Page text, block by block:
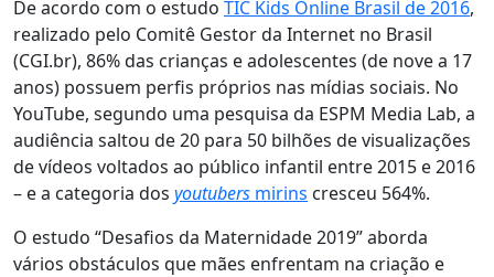
De acordo com o estudo TIC Kids Online Brasil de 2016,
realizado pelo Comitê Gestor da Internet no Brasil
(CGI.br), 86% das crianças e adolescentes (de nove a 17
anos) possuem perfis próprios nas mídias sociais. No
YouTube, segundo uma pesquisa da ESPM Media Lab, a
audiência saltou de 20 para 50 bilhões de visualizações
de vídeos voltados ao público infantil entre 2015 e 2016
– e a categoria dos youtubers mirins cresceu 564%.
O estudo “Desafios da Maternidade 2019” aborda
vários obstáculos que mães enfrentam na criação e